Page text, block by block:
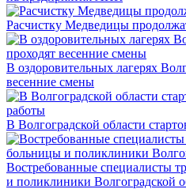
Расчистку Медведицы
В оздоровительных лагерях
весенние смены
В Волгоградской области
Востребованные специалисты
и поликлиники Волгоградской